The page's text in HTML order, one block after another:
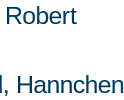
Robert
, Hannchen